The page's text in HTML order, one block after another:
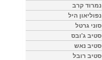
נמרוד קרב
נפוליאון היל
סוני גרטל
סטיב ג'ובס
סטיב נאש
סטיב רובל